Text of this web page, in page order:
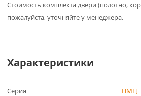
Cтоимость комплекта двери (полотно,
пожалуйста, уточняйте у менеджера.
Характеристики
Серия
ПМЦ